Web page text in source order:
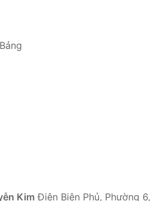
Kim Điện Biên Phủ, Phường 6,